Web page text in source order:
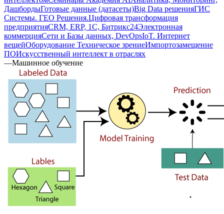
ДашбордыГотовые данные (датасеты)Big Data решенияГИС
Системы. ГЕО Решения.Цифровая трансформация
предприятияCRM, ERP, 1C, Битрикс24Электронная
коммерцияСети и Базы данных, DevOpsIoT. Интернет
вещейОборудование Техническое зрениеИмпортозамещение
ПОИскусственный интеллект в отраслях
—Машинное обучение